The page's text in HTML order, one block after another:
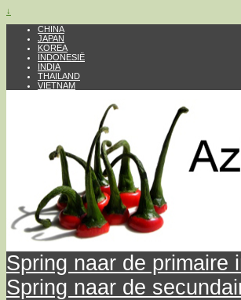
↓
CHINA
JAPAN
KOREA
INDONESIË
INDIA
THAILAND
VIETNAM
Spring naar de primaire
Spring naar de